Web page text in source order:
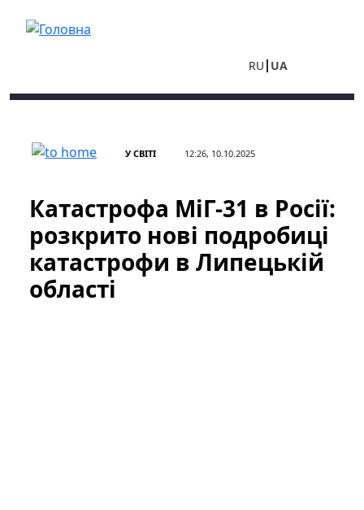
RU UA
У СВІТІ 12:26, 10.10.2025
Катастрофа МіГ-31 в Росії:
розкрито нові подробиці
катастрофи в Липецькій
області